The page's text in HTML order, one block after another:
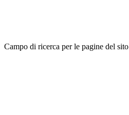
Campo di ricerca per le pagine del sito